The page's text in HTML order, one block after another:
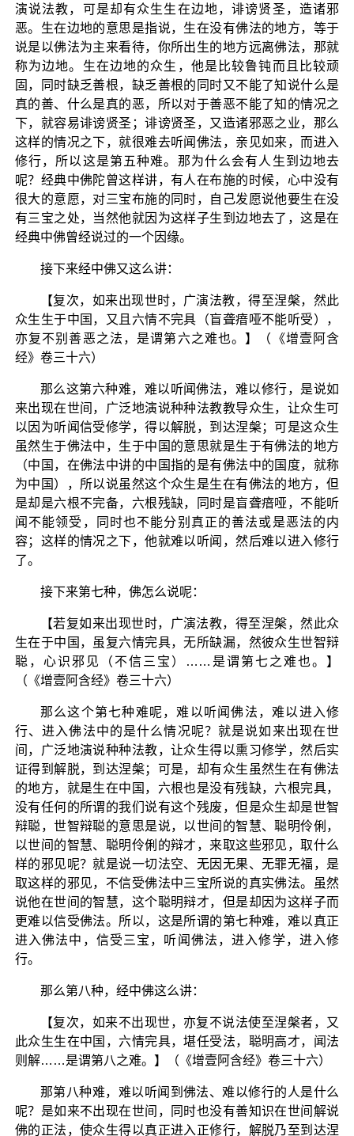
演说法教，可是却有众生生在边地，诽谤贤圣，造诸邪
恶。生在边地的意思是指说，生在没有佛法的地方，等于
说是以佛法为主来看待，你所出生的地方远离佛法，那就
称为边地。生在边地的众生，他是比较鲁钝而且比较顽
固，同时缺乏善根，缺乏善根的同时又不能了知说什么是
真的善、什么是真的恶，所以对于善恶不能了知的情况之
下，就容易诽谤贤圣；诽谤贤圣，又造诸邪恶之业，那么
这样的情况之下，就很难去听闻佛法，亲见如来，而进入
修行，所以这是第五种难。那为什么会有人生到边地去
呢？经典中佛陀曾这样讲，有人在布施的时候，心中没有
很大的意愿，对三宝布施的同时，自己发愿说他要生在没
有三宝之处，当然他就因为这样子生到边地去了，这是在
经典中佛曾经说过的一个因缘。
接下来经中佛又这么讲：
【复次，如来出现世时，广演法教，得至涅槃，然此
众生生于中国，又且六情不完具（盲聋瘖哑不能听受），
亦复不别善恶之法，是谓第六之难也。】（《增壹阿含
经》卷三十六）
那么这第六种难，难以听闻佛法，难以修行，是说如
来出现在世间，广泛地演说种种法教教导众生，让众生可
以因为听闻信受修学，得以解脱，到达涅槃；可是这众生
虽然生于佛法中，生于中国的意思就是生于有佛法的地方
（中国，在佛法中讲的中国指的是有佛法中的国度，就称
为中国），所以说虽然这个众生是生在有佛法的地方，但
是却是六根不完备，六根残缺，同时是盲聋瘖哑，不能听
闻不能领受，同时也不能分别真正的善法或是恶法的内
容；这样的情况之下，他就难以听闻，然后难以进入修行
了。
接下来第七种，佛怎么说呢：
【若复如来出现世时，广演法教，得至涅槃，然此众
生在于中国，虽复六情完具，无所缺漏，然彼众生世智辩
聪，心识邪见（不信三宝）……是谓第七之难也。】
（《增壹阿含经》卷三十六）
那么这个第七种难呢，难以听闻佛法，难以进入修
行、进入佛法中的是什么情况呢？就是说如来出现在世
间，广泛地演说种种法教，让众生得以熏习修学，然后实
证得到解脱，到达涅槃；可是，却有众生虽然生在有佛法
的地方，就是生在中国，六根也是没有残缺，六根完具，
没有任何的所谓的我们说有这个残废，但是众生却是世智
辩聪，世智辩聪的意思是说，以世间的智慧、聪明伶俐，
以世间的智慧、聪明伶俐的辩才，来取这些邪见，取什么
样的邪见呢？就是说一切法空、无因无果、无罪无福，是
取这样的邪见，不信受佛法中三宝所说的真实佛法。虽然
说他在世间的智慧，这个聪明辩才，但是却因为这样子而
更难以信受佛法。所以，这是所谓的第七种难，难以真正
进入佛法中，信受三宝，听闻佛法，进入修学，进入修
行。
那么第八种，经中佛这么讲：
【复次，如来不出现世，亦复不说法使至涅槃者，又
此众生生在中国，六情完具，堪任受法，聪明高才，闻法
则解……是谓第八之难。】（《增壹阿含经》卷三十六）
那第八种难，难以听闻到佛法、难以修行的人是什么
呢？是如来不出现在世间，同时也没有善知识在世间解说
佛的正法，使众生得以真正进入正修行，解脱乃至到达涅